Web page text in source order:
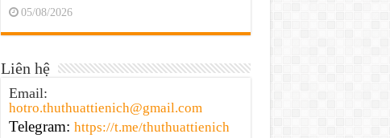
05/08/2026
Liên hệ
Email:
hotro.thuthuattienich@gmail.com
Telegram: https://t.me/thuthuattienich